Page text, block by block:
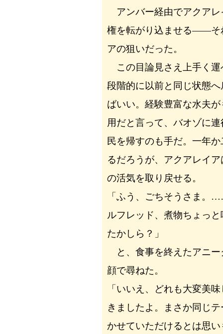
アンバー経由でアクアレ
権を転がり込ませる――そ
アの狙いだった。
この目論見さえ上手く運
段階的に以前と同じ状態
ばいい。経験豊富な水夫
用だと言って、バオゾに
民を帰すのも手だ。一年
るだろうが、アクアレイ
の活気を取り戻せる。
「ふう、ごちそうさま。
ルフレッド、煮物ちょっ
たかしら？」
と、食事を終えたアニー
顔で尋ねた。
「いいえ、どれも大変美
きましたよ。まさか同じ
かせていただけるとは思